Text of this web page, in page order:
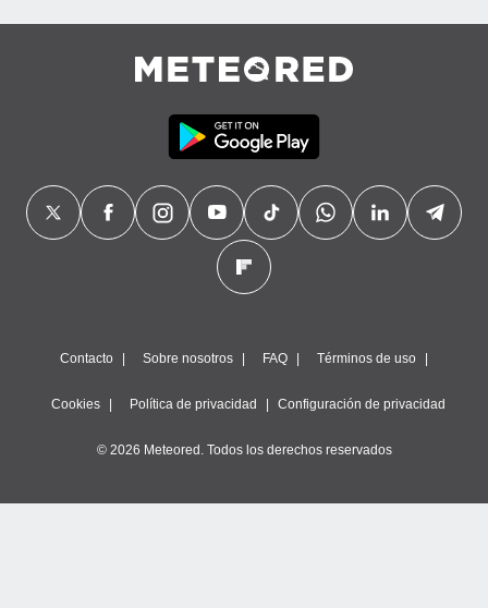
Contacto Sobre nosotros FAQ Términos de uso
Cookies Política de privacidad Configuración de privacidad
© 2026 Meteored. Todos los derechos reservados